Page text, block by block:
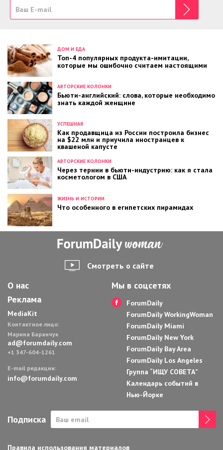
ДОМ И ЕДА
Топ-4 популярных продукта-имитации,
которые мы ошибочно считаем настоящими
АВТОРСКИЕ КОЛОНКИ
Бьюти-английский: слова, которые необходимо
знать каждой женщине
АВТОРСКИЕ КОЛОНКИ
Через тернии в бьюти-индустрию: как я стала
косметологом в США
УСПЕШНАЯ
Как продавщица из России построила бизнес
на $22 млн и приучила иностранцев к
квашеной капусте
ЖИЗНЬ И ИСТОРИИ
Что особенного в египетских пирамидах
Смотреть о сайте
О нас
Реклама
MediaKit
Контактное лицо:
Марина Баранчук
ad@forumdaily.com
+1 347-604-1261
E-mail редакции:
info@forumdaily.com
Мы в соцсетях
ForumDaily
ForumDaily WorkingWoman
ForumDaily Miami
ForumDaily New York
ForumDaily Bay Area
ForumDaily Los Angeles
Группа “ИЩУ СОВЕТА”
Календарь событий в
Нью-Йорке
Подписка
Правила использования материалов